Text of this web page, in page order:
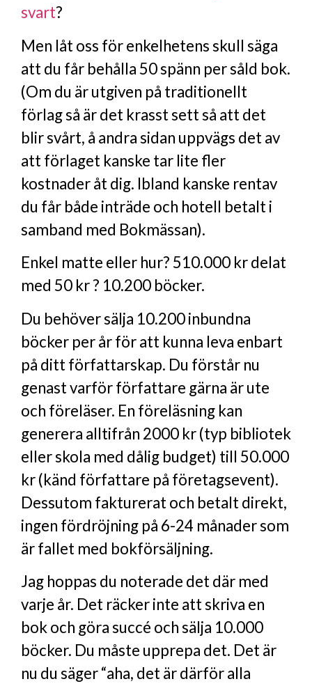
svart?
Men låt oss för enkelhetens skull säga
att du får behålla 50 spänn per såld bok.
(Om du är utgiven på traditionellt
förlag så är det krasst sett så att det
blir svårt, å andra sidan uppvägs det av
att förlaget kanske tar lite fler
kostnader åt dig. Ibland kanske rentav
du får både inträde och hotell betalt i
samband med Bokmässan).
Enkel matte eller hur? 510.000 kr delat
med 50 kr ? 10.200 böcker.
Du behöver sälja 10.200 inbundna
böcker per år för att kunna leva enbart
på ditt författarskap. Du förstår nu
genast varför författare gärna är ute
och föreläser. En föreläsning kan
generera alltifrån 2000 kr (typ bibliotek
eller skola med dålig budget) till 50.000
kr (känd författare på företagsevent).
Dessutom fakturerat och betalt direkt,
ingen fördröjning på 6-24 månader som
är fallet med bokförsäljning.
Jag hoppas du noterade det där med
varje år. Det räcker inte att skriva en
bok och göra succé och sälja 10.000
böcker. Du måste upprepa det. Det är
nu du säger “aha, det är därför alla